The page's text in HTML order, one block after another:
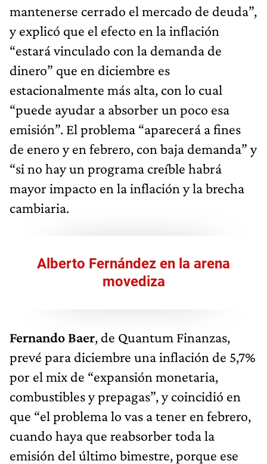
mantenerse cerrado el mercado de deuda”,
y explicó que el efecto en la inflación
“estará vinculado con la demanda de
dinero” que en diciembre es
estacionalmente más alta, con lo cual
“puede ayudar a absorber un poco esa
emisión”. El problema “aparecerá a fines
de enero y en febrero, con baja demanda” y
“si no hay un programa creíble habrá
mayor impacto en la inflación y la brecha
cambiaria.
Alberto Fernández en la arena
movediza
Fernando Baer, de Quantum Finanzas,
prevé para diciembre una inflación de 5,7%
por el mix de “expansión monetaria,
combustibles y prepagas”, y coincidió en
que “el problema lo vas a tener en febrero,
cuando haya que reabsorber toda la
emisión del último bimestre, porque ese